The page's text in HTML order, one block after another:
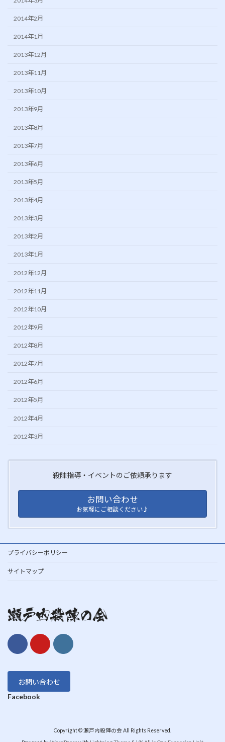
2014年2月
2014年1月
2013年12月
2013年11月
2013年10月
2013年9月
2013年8月
2013年7月
2013年6月
2013年5月
2013年4月
2013年3月
2013年2月
2013年1月
2012年12月
2012年11月
2012年10月
2012年9月
2012年8月
2012年7月
2012年6月
2012年5月
2012年4月
2012年3月
殺陣指導・イベントのご依頼承ります
お問い合わせ
お気軽にご相談ください♪
プライバシーポリシー
サイトマップ
お問い合わせ
Facebook
Copyright © 瀬戸内殺陣の会 All Rights Reserved.